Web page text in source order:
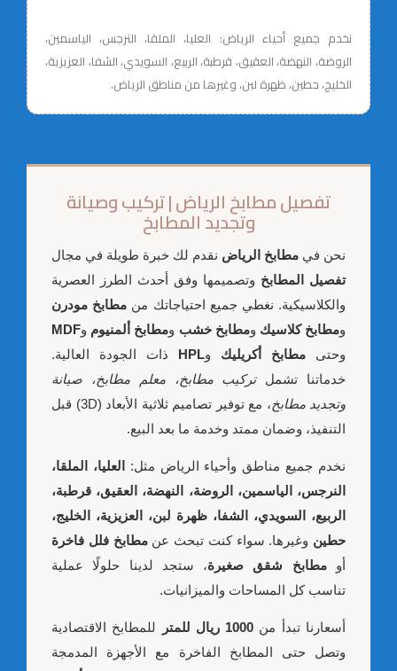
نخدم جميع أحياء الرياض: العليا، الملقا، النرجس، الياسمين،
الروضة، النهضة، العقيق، قرطبة، الربيع، السويدي، الشفا، العزيزية،
الخليج، حطين، ظهرة لبن، وغيرها من مناطق الرياض.
تفصيل مطابخ الرياض | تركيب وصيانة
وتجديد المطابخ
نحن في مطابخ الرياض نقدم لك خبرة طويلة في مجال
تفصيل المطابخ وتصميمها وفق أحدث الطرز العصرية
والكلاسيكية. نغطي جميع احتياجاتك من مطابخ مودرن
ومطابخ كلاسيك ومطابخ خشب ومطابخ ألمنيوم وMDF
وحتى مطابخ أكريليك وHPL ذات الجودة العالية.
خدماتنا تشملتركيب مطابخ، معلم مطابخ، صيانة
وتجديد مطابخ
، مع توفير تصاميم ثلاثية الأبعاد (3D) قبل
التنفيذ، وضمان ممتد وخدمة ما بعد البيع.
نخدم جميع مناطق وأحياء الرياض مثل:
العليا، الملقا،
النرجس، الياسمين، الروضة، النهضة، العقيق، قرطبة،
الربيع، السويدي، الشفا، ظهرة لبن، العزيزية، الخليج،
حطين وغيرها. سواء كنت تبحث عنمطابخ فلل فاخرة
أومطابخ شقق صغيرة، ستجد لدينا حلولًا عملية
تناسب كل المساحات والميزانيات.
أسعارنا تبدأ من 1000 ريال للمتر
للمطابخ الاقتصادية
وتصل حتى المطابخ الفاخرة مع الأجهزة المدمجة